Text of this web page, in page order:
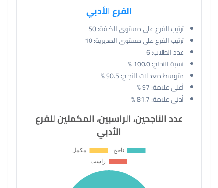
الفرع الأدبي
ترتيب الفرع على مستوى الضفة:50
ترتيب الفرع على مستوى المديرية:10
عدد الطلاب:6
نسبة النجاح:100.0 %
متوسط معدلات النجاح:90.5 %
أعلى علامة:97 %
أدنى علامة:81.7 %
عدد الناجحين، الراسبين، المكملين للفرع
الأدبي